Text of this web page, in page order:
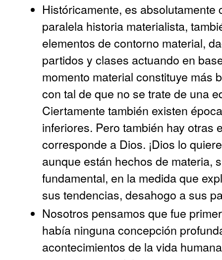
Históricamente, es
paralela historia materialista,
elementos de contorno material,
partidos y clases actuando en
momento material constituye más
con tal de que no se trate de una
Ciertamente también existen
inferiores. Pero también hay otras
corresponde a Dios. ¡Dios lo
aunque están hechos de materia,
fundamental, en la medida que
sus tendencias, desahogo a sus
Nosotros pensamos que fue
había ninguna concepción
acontecimientos de la vida